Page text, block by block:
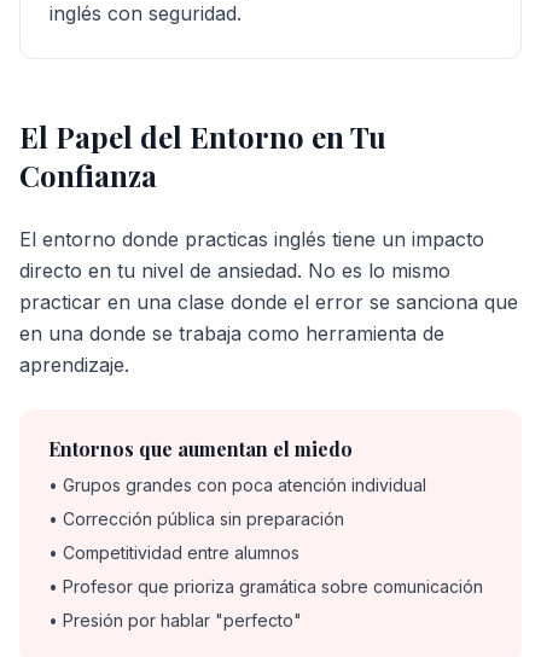
inglés con seguridad.
El Papel del Entorno en Tu
Confianza
El entorno donde practicas inglés tiene un impacto
directo en tu nivel de ansiedad. No es lo mismo
practicar en una clase donde el error se sanciona que
en una donde se trabaja como herramienta de
aprendizaje.
Entornos que aumentan el miedo
• Grupos grandes con poca atención individual
• Corrección pública sin preparación
• Competitividad entre alumnos
• Profesor que prioriza gramática sobre comunicación
• Presión por hablar "perfecto"